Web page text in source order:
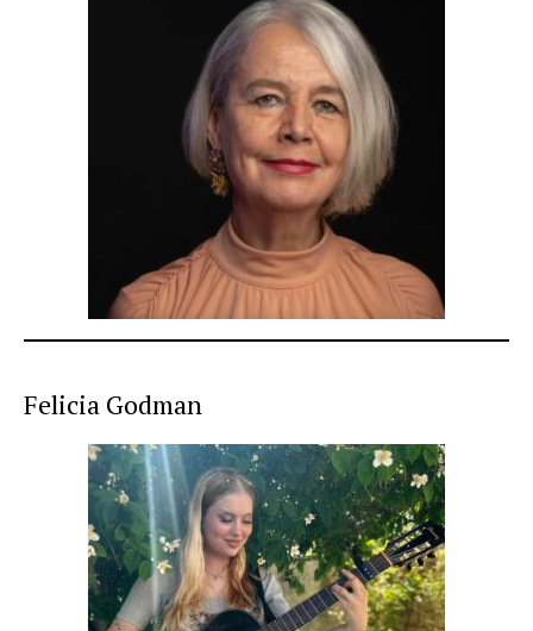
Felicia Godman